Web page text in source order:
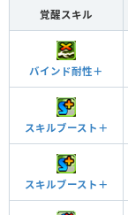
覚醒スキル
バインド耐性＋
スキルブースト＋
スキルブースト＋